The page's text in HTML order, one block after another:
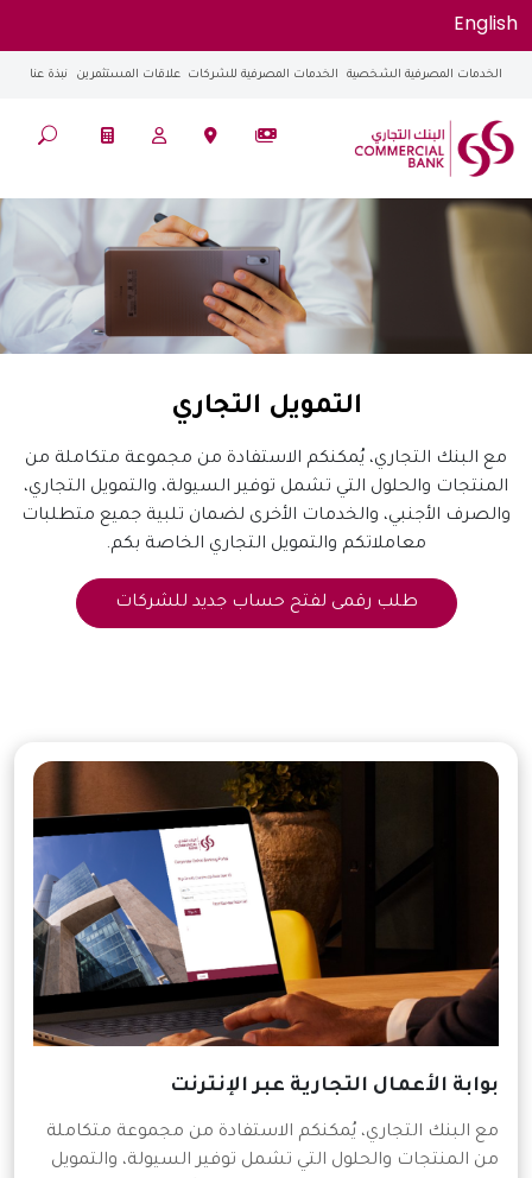
English
الخدمات المصرفية الشخصية الخدمات المصرفية للشركات علاقات المستثمرين نبذة عنا
التمويل التجاري
مع البنك التجاري، يُمكنكم الاستفادة من مجموعة متكاملة من
المنتجات والحلول التي تشمل توفير السيولة، والتمويل التجاري،
والصرف الأجنبي، والخدمات الأخرى لضمان تلبية جميع متطلبات
معاملاتكم والتمويل التجاري الخاصة بكم.
طلب رقمى لفتح حساب جديد للشركات
بوابة الأعمال التجارية عبر الإنترنت
مع البنك التجاري، يُمكنكم الاستفادة من مجموعة متكاملة
من المنتجات والحلول التي تشمل توفير السيولة، والتمويل